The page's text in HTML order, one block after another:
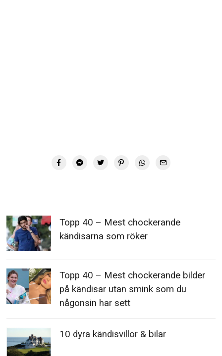
Topp 40 – Mest chockerande
kändisarna som röker
Topp 40 – Mest chockerande bilder
på kändisar utan smink som du
någonsin har sett
10 dyra kändisvillor & bilar